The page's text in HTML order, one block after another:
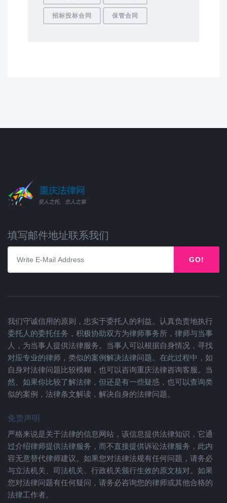
招标投标合同 保管合同
填写邮件地址联系我们
GO!
我们守诚信用的原则，忠实于委托人的利益。认真负责地执行
委托人的委托任务，积极协助双方为律师事务所，律师与当事
人，为当事人提供法律服务。当事人可以根据自身情况，寻找
对应专业的律师，类似的案例解决法律问题。在此过程中，如
自身对法律问题比较模糊，也可以咨询重庆法律咨询客服。当
然、如果你比较了解法律，但还是有一些疑惑，也可以查询类
似的案例，法律条文解读，解决自身的法律问题。
免责声明
严格来说是关于法律的信息网站，该信息提供法律知识，它通
过介绍律师提供法律服务，而不直接提供诉讼法律服务，此内
容无意替代律师建议。如果您对法律法规有任何问题，请务必
与立法机关、司法机关、行政机关颁行生效的原文核对。如果
您对法律问题有任何疑问，请务必咨询您的律师或其他合格的
法律工作者。